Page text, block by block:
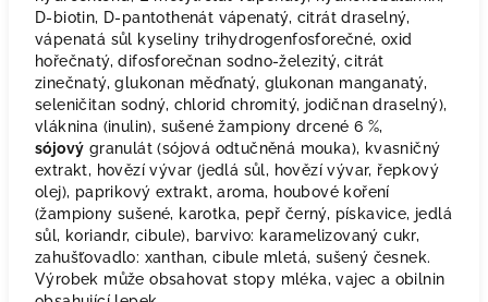
D-biotin, D-pantothenát vápenatý, citrát draselný,
vápenatá sůl kyseliny trihydrogenfosforečné, oxid
hořečnatý, difosforečnan sodno-železitý, citrát
zinečnatý, glukonan měďnatý, glukonan manganatý,
seleničitan sodný, chlorid chromitý, jodičnan draselný),
vláknina (inulin), sušené žampiony drcené 6 %,
sójový granulát (sójová odtučněná mouka), kvasničný
extrakt, hovězí vývar (jedlá sůl, hovězí vývar, řepkový
olej), paprikový extrakt, aroma, houbové koření
(žampiony sušené, karotka, pepř černý, pískavice, jedlá
sůl, koriandr, cibule), barvivo: karamelizovaný cukr,
zahušťovadlo: xanthan, cibule mletá, sušený česnek.
Výrobek může obsahovat stopy mléka, vajec a obilnin